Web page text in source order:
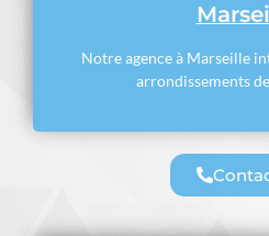
Notre agence à Marseille
arrondissements